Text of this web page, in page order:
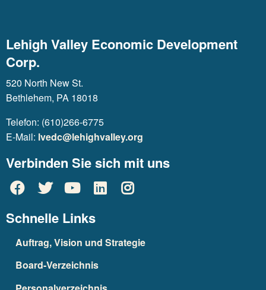
Lehigh Valley Economic Development
Corp.
520 North New St.
Bethlehem, PA 18018
Telefon: (610)266-6775
E-Mail: lvedc@lehighvalley.org
Verbinden Sie sich mit uns
Schnelle Links
Auftrag, Vision und Strategie
Board-Verzeichnis